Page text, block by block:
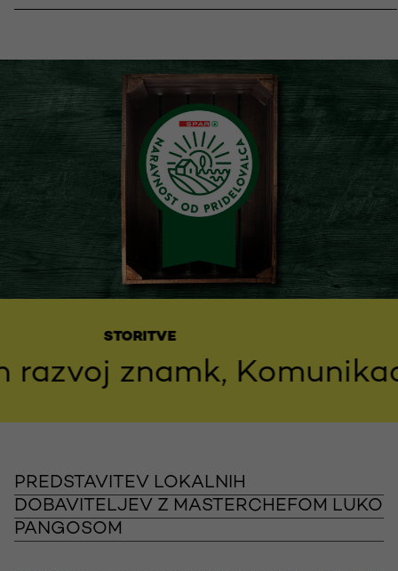
STORITVE
znamk, Komunikacije
PREDSTAVITEV LOKALNIH
DOBAVITELJEV Z MASTERCHEFOM LUKO
PANGOSOM